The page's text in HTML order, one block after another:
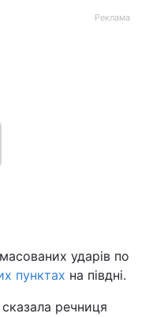
Реклама
ударів по
пунктах на півдні.
сказала речниця